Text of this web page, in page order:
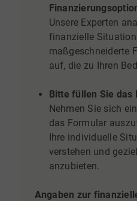
Unsere Experten
finanzielle
maßgeschneiderte
auf, die zu Ihren
Bitte füllen Sie das
Nehmen Sie sich
das Formular
Ihre individuelle
verstehen und
anzubieten.
Angaben zur